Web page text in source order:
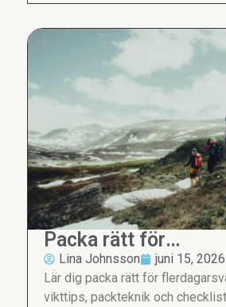
Packa rätt för
flerdagarsvandring
Lina Johnsson
juni 15, 2026
Lär dig packa rätt för
vikttips, packteknik och